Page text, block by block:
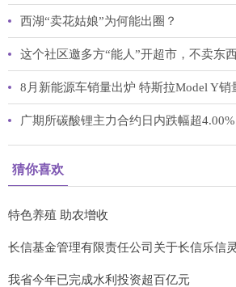
西湖“卖花姑娘”为何能出圈？
这个社区邀多方“能人”开超市，不卖东
8月新能源车销量出炉 特斯拉Model Y销
广期所碳酸锂主力合约日内跌幅超4.00%
猜你喜欢
特色养殖 助农增收
我省今年已完成水利投资超百亿元